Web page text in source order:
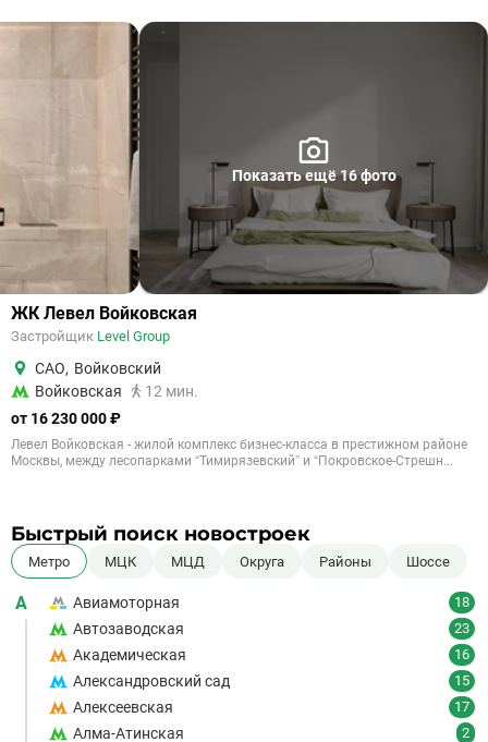
Показать ещё 16 фото
ЖК Левел Войковская
Застройщик Level Group
САО, Войковский
Войковская
12 мин.
от 16 230 000 ₽
Левел Войковская - жилой комплекс бизнес-класса в престижном районе
Москвы, между лесопарками “Тимирязевский” и “Покровское-Стрешн...
Быстрый поиск новостроек
Метро МЦК МЦД Округа Районы Шоссе
А Авиамоторная 18
Автозаводская 23
Академическая 16
Александровский сад 15
Алексеевская 17
Алма-Атинская 2